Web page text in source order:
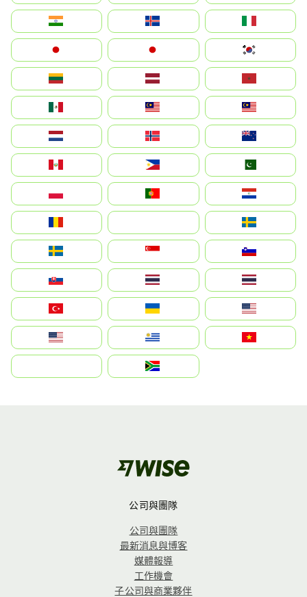
India
Ísland
Italia
Japan
日本
대한민국
Lietuva
Latvija
Maroc
México
Malaysia (MS)
Malaysia
Nederland
Norge
New Zealand
Perú
Philippines
Pakistan
Polska
Portugal
Paraguay
România
На русском
Sweden
Sverige
Singapore
Slovenija
Slovensko
Thailand
ไทย
Türkiye
Україна
United States
Estados Unidos
Uruguay
Việt Nam
بالعربية
South Africa
公司與團隊
公司與團隊
最新消息與博客
媒體報導
工作機會
子公司與商業夥伴